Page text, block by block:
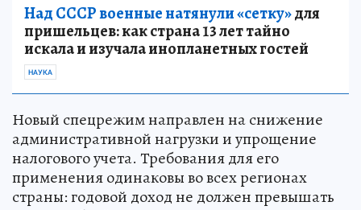
Над СССР военные натянули «сетку»для
пришельцев: как страна 13 лет тайно
искала и изучала инопланетных гостей
НАУКА
Новый спецрежим направлен на снижение
административной нагрузки и упрощение
налогового учета. Требования для его
применения одинаковы во всех регионах
страны: годовой доход не должен превышать